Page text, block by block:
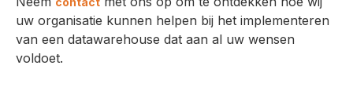
uw organisatie kunnen helpen bij het implementeren
van een datawarehouse dat aan al uw wensen
voldoet.